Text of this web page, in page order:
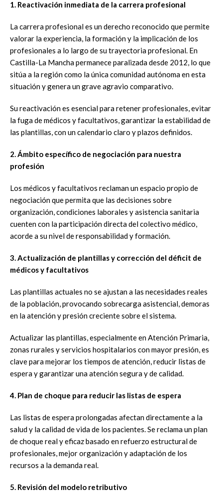
1. Reactivación inmediata de la carrera profesional
La carrera profesional es un derecho reconocido que permite
valorar la experiencia, la formación y la implicación de los
profesionales a lo largo de su trayectoria profesional. En
Castilla-La Mancha permanece paralizada desde 2012, lo que
sitúa a la región como la única comunidad autónoma en esta
situación y genera un grave agravio comparativo.
Su reactivación es esencial para retener profesionales, evitar
la fuga de médicos y facultativos, garantizar la estabilidad de
las plantillas, con un calendario claro y plazos definidos.
2. Ámbito específico de negociación para nuestra
profesión
Los médicos y facultativos reclaman un espacio propio de
negociación que permita que las decisiones sobre
organización, condiciones laborales y asistencia sanitaria
cuenten con la participación directa del colectivo médico,
acorde a su nivel de responsabilidad y formación.
3. Actualización de plantillas y corrección del déficit de
médicos y facultativos
Las plantillas actuales no se ajustan a las necesidades reales
de la población, provocando sobrecarga asistencial, demoras
en la atención y presión creciente sobre el sistema.
Actualizar las plantillas, especialmente en Atención Primaria,
zonas rurales y servicios hospitalarios con mayor presión, es
clave para mejorar los tiempos de atención, reducir listas de
espera y garantizar una atención segura y de calidad.
4. Plan de choque para reducir las listas de espera
Las listas de espera prolongadas afectan directamente a la
salud y la calidad de vida de los pacientes. Se reclama un plan
de choque real y eficaz basado en refuerzo estructural de
profesionales, mejor organización y adaptación de los
recursos a la demanda real.
5. Revisión del modelo retributivo